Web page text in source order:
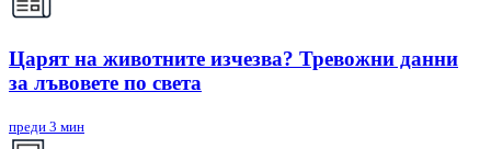
Царят на животните изчезва? Тревожни данни
за лъвовете по света
преди 3 мин